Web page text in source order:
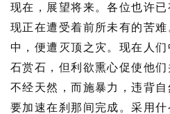
现在，展望将来。各位也许
现正在遭受着前所未有的苦
中，便遭灭顶之灾。现在人
石赏石，但利欲熏心促使他们
不经天然，而施暴力，违背
要加速在刹那间完成。采用